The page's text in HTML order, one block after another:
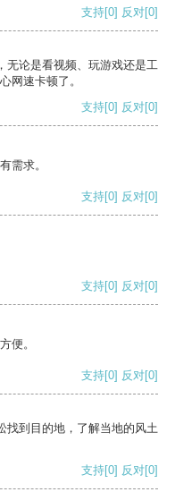
支持[0] 反对[0]
无论是看视频、玩游戏还是工
网速卡顿了。
支持[0] 反对[0]
需求。
支持[0] 反对[0]
支持[0] 反对[0]
便。
支持[0] 反对[0]
找到目的地，了解当地的风土
支持[0] 反对[0]